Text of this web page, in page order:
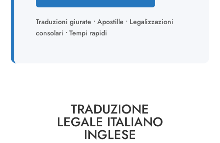
Traduzioni giurate • Apostille • Legalizzazioni
consolari • Tempi rapidi
TRADUZIONE
LEGALE ITALIANO
INGLESE